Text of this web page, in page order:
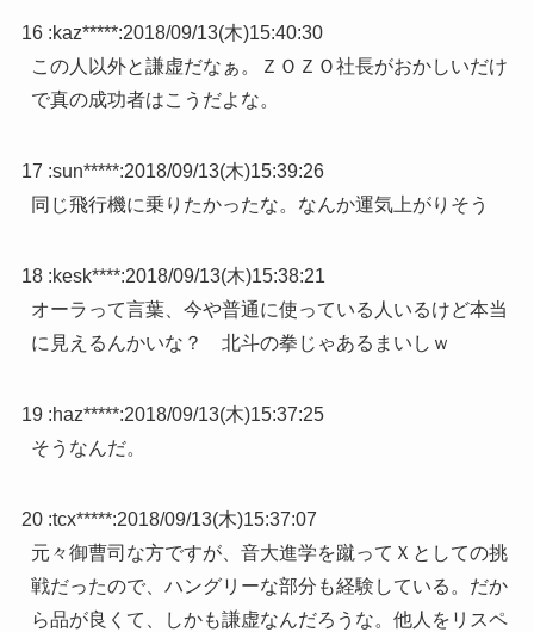
16 :kaz*****:2018/09/13(木)15:40:30
この人以外と謙虚だなぁ。ＺＯＺＯ社長がおかしいだけ
で真の成功者はこうだよな。
17 :sun*****:2018/09/13(木)15:39:26
同じ飛行機に乗りたかったな。なんか運気上がりそう
18 :kesk****:2018/09/13(木)15:38:21
オーラって言葉、今や普通に使っている人いるけど本当
に見えるんかいな？ 北斗の拳じゃあるまいしｗ
19 :haz*****:2018/09/13(木)15:37:25
そうなんだ。
20 :tcx*****:2018/09/13(木)15:37:07
元々御曹司な方ですが、音大進学を蹴ってＸとしての挑
戦だったので、ハングリーな部分も経験している。だか
ら品が良くて、しかも謙虚なんだろうな。他人をリスペ